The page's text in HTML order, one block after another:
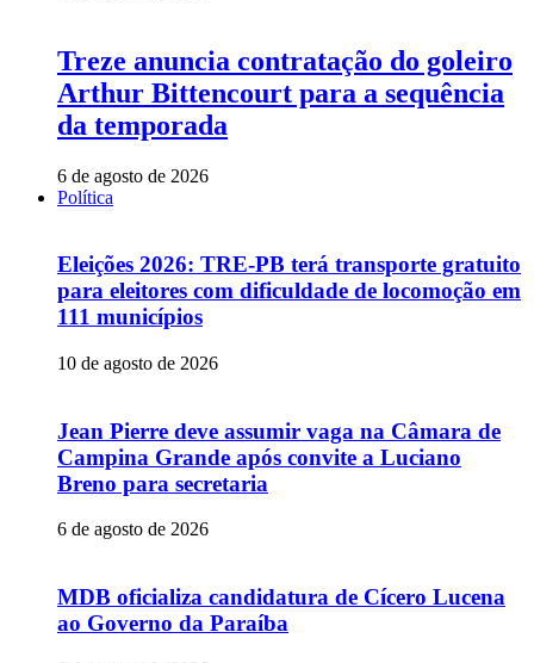
Treze anuncia contratação do goleiro
Arthur Bittencourt para a sequência
da temporada
6 de agosto de 2026
Política
Eleições 2026: TRE-PB terá transporte gratuito
para eleitores com dificuldade de locomoção em
111 municípios
10 de agosto de 2026
Jean Pierre deve assumir vaga na Câmara de
Campina Grande após convite a Luciano
Breno para secretaria
6 de agosto de 2026
MDB oficializa candidatura de Cícero Lucena
ao Governo da Paraíba